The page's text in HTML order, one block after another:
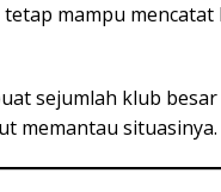
mampu
sejumlah klub
memantau situasinya.